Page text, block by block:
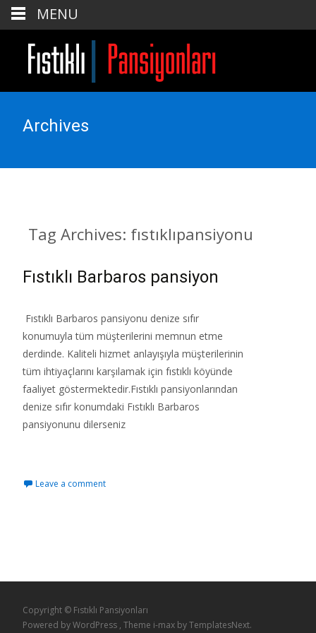
Archives
Tag Archives: fıstıklıpansiyonu
Fıstıklı Barbaros pansiyon
Fıstıklı Barbaros pansiyonu denize sıfır
konumuyla tüm müşterilerini memnun etme
derdinde. Kaliteli hizmet anlayışıyla müşterilerinin
tüm ihtiyaçlarını karşılamak için fıstıklı köyünde
faaliyet göstermektedir.Fıstıklı pansiyonlarından
denize sıfır konumdaki Fıstıklı Barbaros
pansiyonunu dilerseniz
Leave a comment
Copyright © Fıstıklı Pansiyonları
Powered by WordPress , Theme i-max by TemplatesNext.
MENU